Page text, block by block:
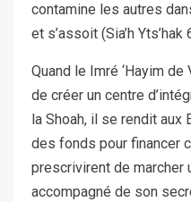
contamine les autres
et s’assoit (Sia’h Yts’hak
Quand le Imré ‘Hayim
de créer un centre
la Shoah, il se rendit
des fonds pour financer
prescrivirent de marcher
accompagné de son